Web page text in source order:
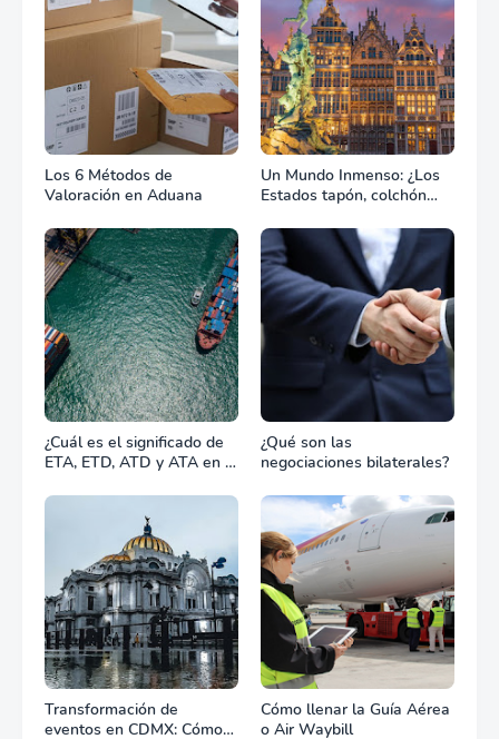
Los 6 Métodos de
Valoración en Aduana
Un Mundo Inmenso: ¿Los
Estados tapón, colchón
combate?
¿Cuál es el significado de
ETA, ETD, ATD y ATA en el
¿Qué son las
negociaciones bilaterales?
Transformación de
eventos en CDMX: Cómo
Cómo llenar la Guía Aérea
o Air Waybill